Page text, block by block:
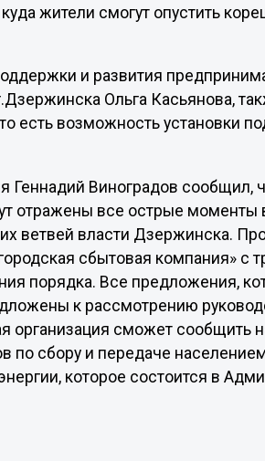
жители смогут опустить
и развития
Ольга Касьянова,
есть возможность установки
Виноградов сообщил,
отражены все острые
ветвей власти Дзержинска.
сбытовая компания» с
порядка. Все предложения,
к рассмотрению
организация сможет сообщить
по сбору и передаче
которое состоится в